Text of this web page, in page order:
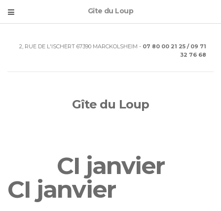
Gîte du Loup
2, RUE DE L'ISCHERT 67390 MARCKOLSHEIM - 07 80 00 21 25 / 09 71
32 76 68
Gîte du Loup
CI janvier
CI janvier